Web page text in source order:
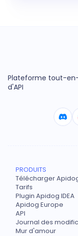
Plateforme tout-
d'API
PRODUITS
Télécharger
Tarifs
Plugin Apidog IDEA
Apidog Europe
API
Journal des
Mur d'amour